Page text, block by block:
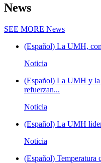
News
SEE MORE News
(Español) La UMH,
Noticia
(Español) La UMH y la
refuerzan...
Noticia
(Español) La UMH
Noticia
(Español) Temperatura